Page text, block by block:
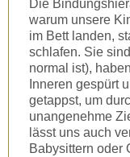
Die
warum unsere
im Bett landen,
schlafen. Sie
normal ist),
Inneren gespürt
getappst, um
unangenehme
lässt uns auch
Babysittern oder